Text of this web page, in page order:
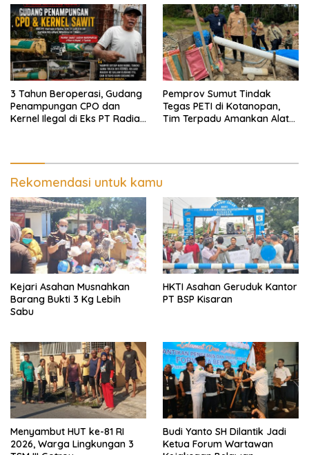
Pendampingan Hukum dan
Ekomoni Semua Anggota
3 Tahun Beroperasi, Gudang
Penampungan CPO dan
Kernel Ilegal di Eks PT Radian
Pemprov Sumut Tindak
Tegas PETI di Kotanopan,
Tim Terpadu Amankan Alat
Rekomendasi untuk kamu
Kejari Asahan Musnahkan
Barang Bukti 3 Kg Lebih
Sabu
HKTI Asahan Geruduk Kantor
PT BSP Kisaran
Menyambut HUT ke-81 RI
2026, Warga Lingkungan 3
Budi Yanto SH Dilantik Jadi
Ketua Forum Wartawan